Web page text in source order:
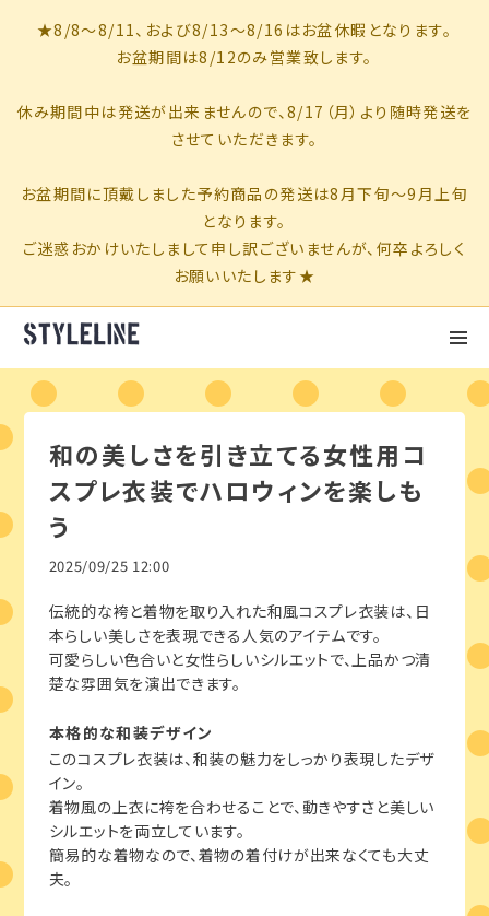
和の美しさを引き立てる女性用コ
スプレ衣装でハロウィンを楽しも
う
2025/09/25 12:00
伝統的な袴と着物を取り入れた和風コスプレ衣装は、日
本らしい美しさを表現できる人気のアイテムです。
可愛らしい色合いと女性らしいシルエットで、上品かつ清
楚な雰囲気を演出できます。
本格的な和装デザイン
このコスプレ衣装は、和装の魅力をしっかり表現したデザ
イン。
着物風の上衣に袴を合わせることで、動きやすさと美しい
シルエットを両立しています。
簡易的な着物なので、着物の着付けが出来なくても大丈
夫。